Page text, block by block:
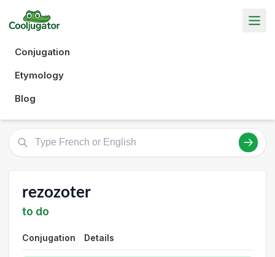
Conjugation
Etymology
Blog
rezozoter
to do
Conjugation Details